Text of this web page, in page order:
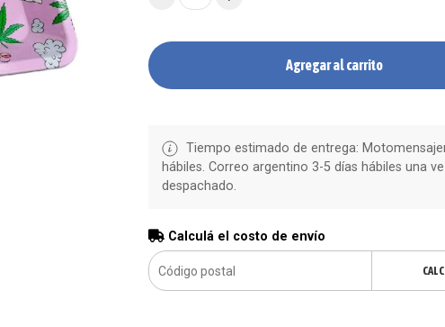
Agregar al carrito
Tiempo estimado de entrega:
hábiles. Correo argentino 3-5 días hábiles una
despachado.
Calculá el costo de envío